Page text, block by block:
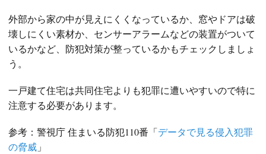
外部から家の中が見えにくくなっているか、窓やドアは破
壊しにくい素材か、センサーアラームなどの装置がついて
いるかなど、防犯対策が整っているかもチェックしましょ
う。
一戸建て住宅は共同住宅よりも犯罪に遭いやすいので特に
注意する必要があります。
参考：警視庁 住まいる防犯110番「データで見る侵入犯罪
の脅威 」